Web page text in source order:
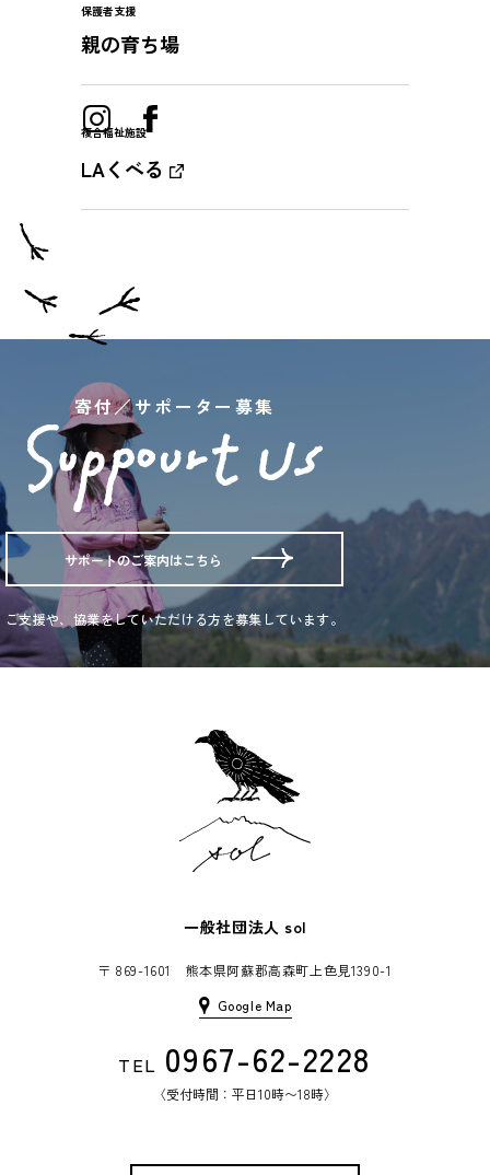
保護者支援
親の育ち場
複合福祉施設
LAくべる
寄付／サポーター募集
サポートのご案内はこちら
ご支援や、協業をしていただける方を募集しています。
一般社団法人 sol
〒 869-1601 熊本県阿蘇郡高森町上色見1390-1
Google Map
TEL 0967-62-2228
〈受付時間：平日10時〜18時〉